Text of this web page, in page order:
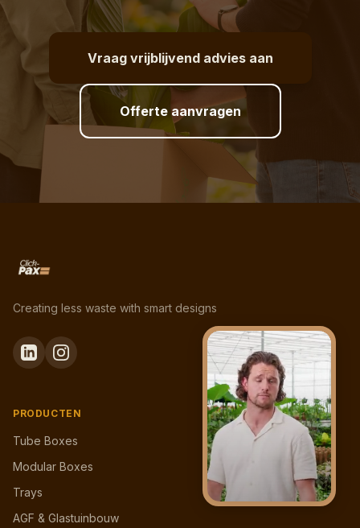
Vraag vrijblijvend advies aan
Offerte aanvragen
Creating less waste with smart designs
PRODUCTEN
Tube Boxes
Modular Boxes
Trays
AGF & Glastuinbouw